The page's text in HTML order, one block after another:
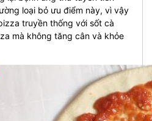
loại bỏ ưu điểm này, vì vậy
truyền thống với sốt cà
mà không tăng cân và khỏe